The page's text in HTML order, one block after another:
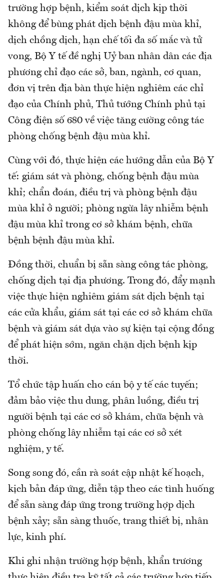
trường hợp bệnh, kiểm soát dịch kịp thời
không để bùng phát dịch bệnh đậu mùa khỉ,
dịch chồng dịch, hạn chế tối đa số mắc và tử
vong, Bộ Y tế đề nghị Uỷ ban nhân dân các địa
phương chỉ đạo các sở, ban, ngành, cơ quan,
đơn vị trên địa bàn thực hiện nghiêm các chỉ
đạo của Chính phủ, Thủ tướng Chính phủ tại
Công điện số 680 về việc tăng cường công tác
phòng chống bệnh đậu mùa khỉ.
Cùng với đó, thực hiện các hướng dẫn của Bộ Y
tế: giám sát và phòng, chống bệnh đậu mùa
khỉ; chẩn đoán, điều trị và phòng bệnh đậu
mùa khỉ ở người; phòng ngừa lây nhiễm bệnh
đậu mùa khỉ trong cơ sở khám bệnh, chữa
bệnh bệnh đậu mùa khỉ.
Đồng thời, chuẩn bị sẵn sàng công tác phòng,
chống dịch tại địa phương. Trong đó, đẩy mạnh
việc thực hiện nghiêm giám sát dịch bệnh tại
các cửa khẩu, giám sát tại các cơ sở khám chữa
bệnh và giám sát dựa vào sự kiện tại cộng đồng
để phát hiện sớm, ngăn chặn dịch bệnh kịp
thời.
Tổ chức tập huấn cho cán bộ y tế các tuyến;
đảm bảo việc thu dung, phân luồng, điều trị
người bệnh tại các cơ sở khám, chữa bệnh và
phòng chống lây nhiễm tại các cơ sở xét
nghiệm, y tế.
Song song đó, cần rà soát cập nhật kế hoạch,
kịch bản đáp ứng, diễn tập theo các tình huống
để sẵn sàng đáp ứng trong trường hợp dịch
bệnh xảy; sẵn sàng thuốc, trang thiết bị, nhân
lực, kinh phí.
Khi ghi nhận trường hợp bệnh, khẩn trương